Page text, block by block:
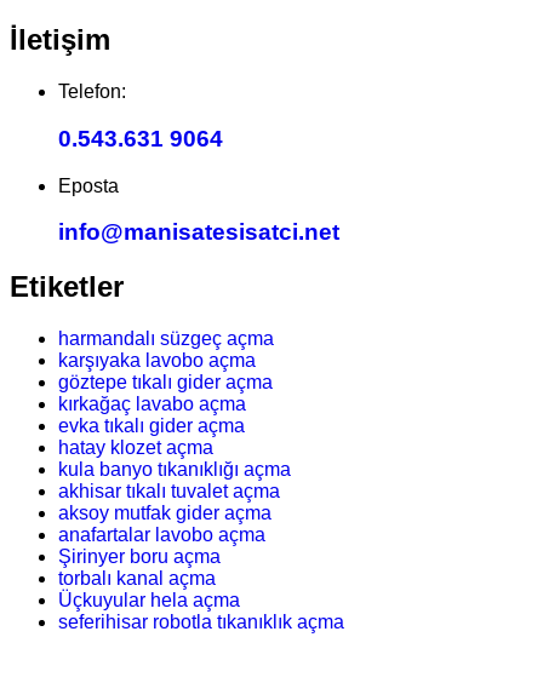
İletişim
Telefon:
0.543.631 9064
Eposta
info@manisatesisatci.net
Etiketler
harmandalı süzgeç açma
karşıyaka lavobo açma
göztepe tıkalı gider açma
kırkağaç lavabo açma
evka tıkalı gider açma
hatay klozet açma
kula banyo tıkanıklığı açma
akhisar tıkalı tuvalet açma
aksoy mutfak gider açma
anafartalar lavobo açma
Şirinyer boru açma
torbalı kanal açma
Üçkuyular hela açma
seferihisar robotla tıkanıklık açma